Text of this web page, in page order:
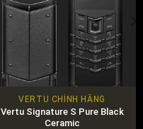
VERTU CHÍNH HÃNG
Vertu Signature S Pure Black
Ceramic